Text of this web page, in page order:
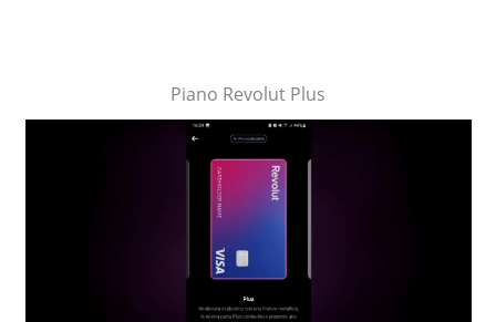
Piano Revolut Plus